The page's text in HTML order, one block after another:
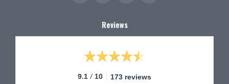
Reviews
9.1 / 10 173 reviews